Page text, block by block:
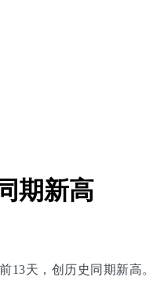
期新高
13天，创历史同期新高。